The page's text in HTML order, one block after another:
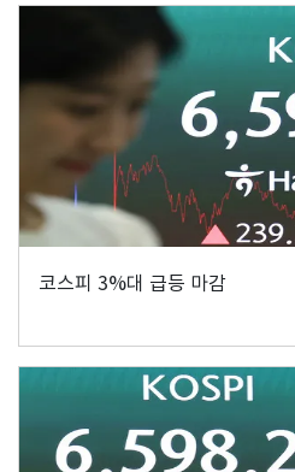
코스피 3%대 급등 마감